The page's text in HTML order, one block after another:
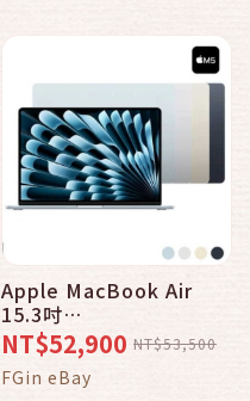
Apple MacBook Air
15.3吋
M5/10CPU/10GPU/16G/
1TB _ 台灣公司貨
NT$52,900 NT$53,500
FGin eBay